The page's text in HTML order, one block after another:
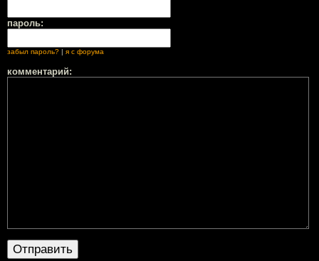
пароль:
забыл пароль? | я с форума
комментарий: